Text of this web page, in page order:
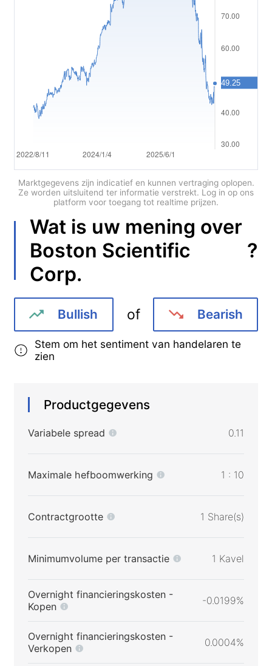
Tiếng việt
Bahasa Indonesia
Bahasa Melayu
Marktgegevens zijn indicatief en kunnen vertraging oplopen.
Ze worden uitsluitend ter informatie verstrekt. Log in op ons
platform voor toegang tot realtime prijzen.
Wat is uw mening over
Boston Scientific
Corp.
?
Bullish of Bearish
Stem om het sentiment van handelaren te
zien
Productgegevens
Variabele spread 0.11
Maximale hefboomwerking 1 : 10
Contractgrootte 1 Share(s)
Minimumvolume per transactie 1 Kavel
Overnight financieringskosten -
Kopen
-0.0199%
Overnight financieringskosten -
Verkopen
0.0004%